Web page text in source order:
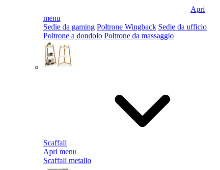
Apri
menu
Sedie da gaming Poltrone Wingback Sedie da ufficio
Poltrone a dondolo Poltrone da massaggio
Scaffali
Apri menu
Scaffali metallo